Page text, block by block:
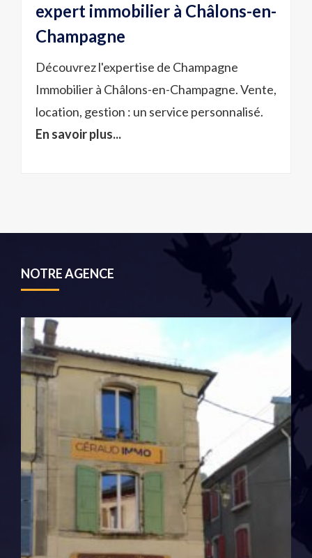
expert immobilier à Châlons-en-
Champagne
Découvrez l'expertise de Champagne
Immobilier à Châlons-en-Champagne. Vente,
location, gestion : un service personnalisé.
En savoir plus...
NOTRE AGENCE